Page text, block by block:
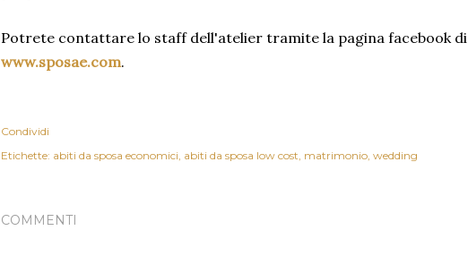
Potrete contattare lo staff dell'atelier tramite la pagina facebook di
www.sposae.com.
Condividi
Etichette: abiti da sposa economici abiti da sposa low cost matrimonio wedding
COMMENTI